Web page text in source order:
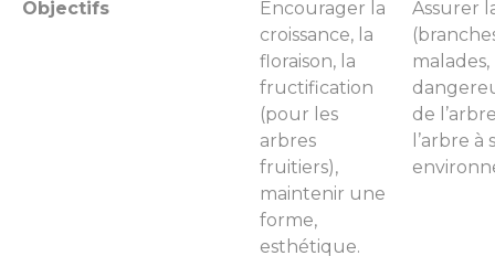
Objectifs
Encourager la
croissance, la
floraison, la
fructification
(pour les
arbres
fruitiers),
maintenir une
forme,
esthétique.
Assurer
malades,
de
l’arbre à